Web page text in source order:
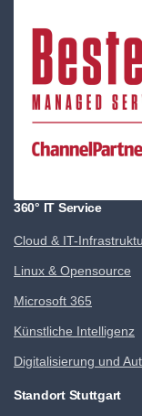
360° IT Service
Cloud & IT-
Linux & Opensource
Microsoft 365
Künstliche Intelligenz
Digitalisierung und
Standort Stuttgart